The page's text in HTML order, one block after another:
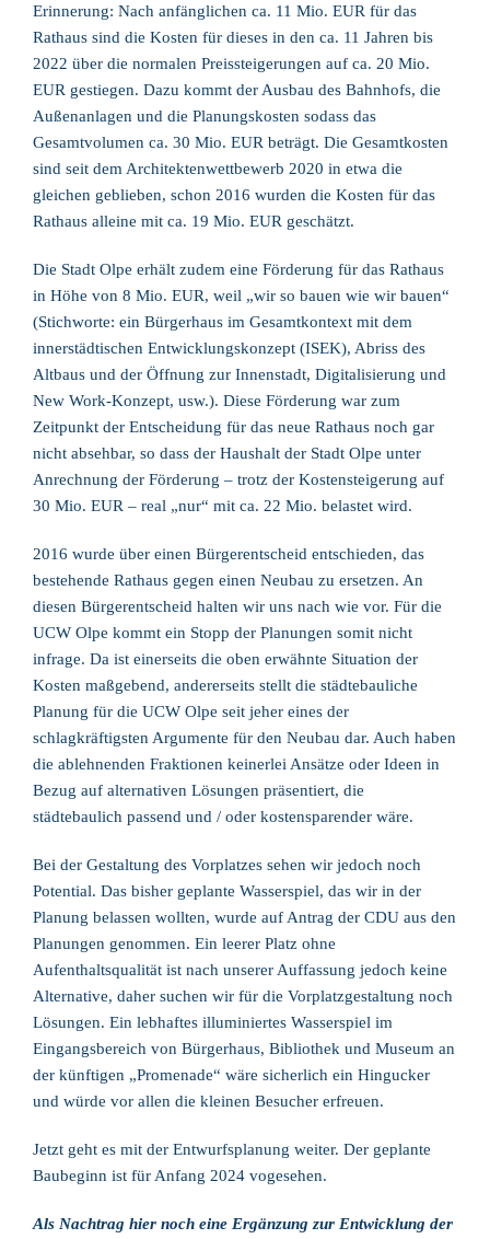
Erinnerung: Nach anfänglichen ca. 11 Mio. EUR für das
Rathaus sind die Kosten für dieses in den ca. 11 Jahren bis
2022 über die normalen Preissteigerungen auf ca. 20 Mio.
EUR gestiegen. Dazu kommt der Ausbau des Bahnhofs, die
Außenanlagen und die Planungskosten sodass das
Gesamtvolumen ca. 30 Mio. EUR beträgt. Die Gesamtkosten
sind seit dem Architektenwettbewerb 2020 in etwa die
gleichen geblieben, schon 2016 wurden die Kosten für das
Rathaus alleine mit ca. 19 Mio. EUR geschätzt.
Die Stadt Olpe erhält zudem eine Förderung für das Rathaus
in Höhe von 8 Mio. EUR, weil „wir so bauen wie wir bauen“
(Stichworte: ein Bürgerhaus im Gesamtkontext mit dem
innerstädtischen Entwicklungskonzept (ISEK), Abriss des
Altbaus und der Öffnung zur Innenstadt, Digitalisierung und
New Work-Konzept, usw.). Diese Förderung war zum
Zeitpunkt der Entscheidung für das neue Rathaus noch gar
nicht absehbar, so dass der Haushalt der Stadt Olpe unter
Anrechnung der Förderung – trotz der Kostensteigerung auf
30 Mio. EUR – real „nur“ mit ca. 22 Mio. belastet wird.
2016 wurde über einen Bürgerentscheid entschieden, das
bestehende Rathaus gegen einen Neubau zu ersetzen. An
diesen Bürgerentscheid halten wir uns nach wie vor. Für die
UCW Olpe kommt ein Stopp der Planungen somit nicht
infrage. Da ist einerseits die oben erwähnte Situation der
Kosten maßgebend, andererseits stellt die städtebauliche
Planung für die UCW Olpe seit jeher eines der
schlagkräftigsten Argumente für den Neubau dar. Auch haben
die ablehnenden Fraktionen keinerlei Ansätze oder Ideen in
Bezug auf alternativen Lösungen präsentiert, die
städtebaulich passend und / oder kostensparender wäre.
Bei der Gestaltung des Vorplatzes sehen wir jedoch noch
Potential. Das bisher geplante Wasserspiel, das wir in der
Planung belassen wollten, wurde auf Antrag der CDU aus den
Planungen genommen. Ein leerer Platz ohne
Aufenthaltsqualität ist nach unserer Auffassung jedoch keine
Alternative, daher suchen wir für die Vorplatzgestaltung noch
Lösungen. Ein lebhaftes illuminiertes Wasserspiel im
Eingangsbereich von Bürgerhaus, Bibliothek und Museum an
der künftigen „Promenade“ wäre sicherlich ein Hingucker
und würde vor allen die kleinen Besucher erfreuen.
Jetzt geht es mit der Entwurfsplanung weiter. Der geplante
Baubeginn ist für Anfang 2024 vogesehen.
Als Nachtrag hier noch eine Ergänzung zur Entwicklung der